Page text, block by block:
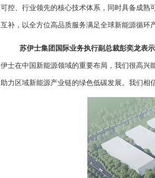
可控、行业领先的核心技术体系，同时具备成
互补，以全方位高品质服务满足全球新能源循环
苏伊士集团国际业务执行副总裁彭奕龙表示
伊士在中国新能源领域的重要布局，我们很高
助力区域新能源产业链的绿色低碳发展。我们相